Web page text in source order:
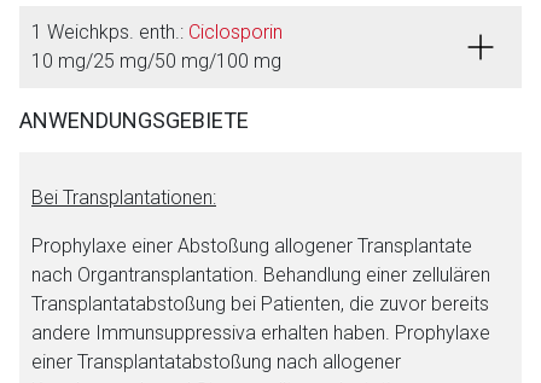
1 Weichkps. enth.: Ciclosporin
10 mg/25 mg/50 mg/100 mg
ANWENDUNGSGEBIETE
Bei Transplantationen:
Prophylaxe einer Abstoßung allogener Transplantate
nach Organtransplantation. Behandlung einer zellulären
Transplantatabstoßung bei Patienten, die zuvor bereits
andere Immunsuppressiva erhalten haben. Prophylaxe
einer Transplantatabstoßung nach allogener
Aufruf einer externen Seite